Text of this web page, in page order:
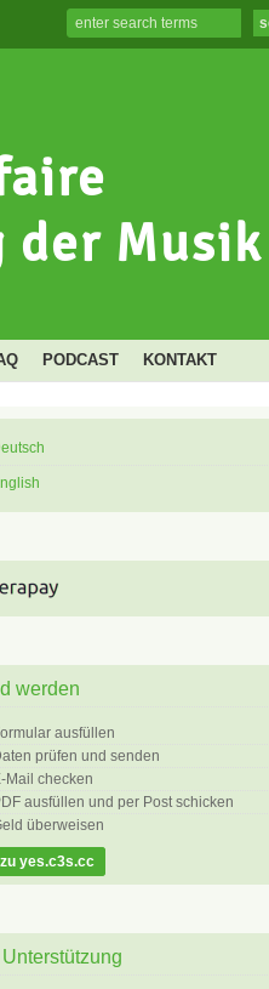
PODCAST KONTAKT
werden
ausfüllen
prüfen und senden
Mail checken
ausfüllen und per Post schicken
überweisen
yes.c3s.cc